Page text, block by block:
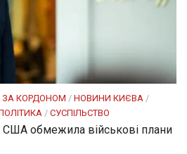
ЗА КОРДОНОМ / НОВИНИ КИЄВА /
/ СУСПІЛЬСТВО
США обмежила військові плани